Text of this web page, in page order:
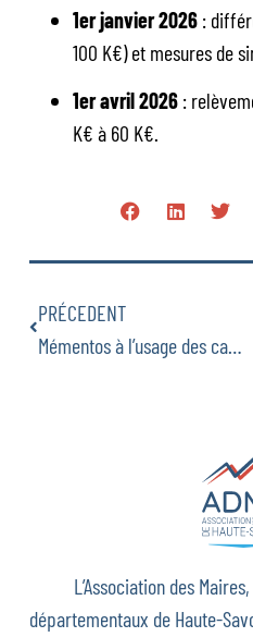
1er janvier 2026:
100 K€) et mesures de
1er avril 2026:
K€ à 60 K€.
PRÉCEDENT
Mémentos à l’usage des candidats pour les élections municipales et communautaires 2026
L’Association des
départementaux de Haute-